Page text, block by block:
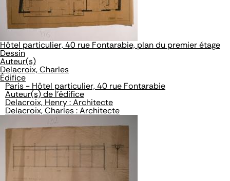
Hôtel particulier, 40 rue Fontarabie, plan du premier étage
Dessin
Auteur(s)
Delacroix, Charles
Édifice
Paris - Hôtel particulier, 40 rue Fontarabie
Auteur(s) de l'édifice
Delacroix, Henry : Architecte
Delacroix, Charles : Architecte